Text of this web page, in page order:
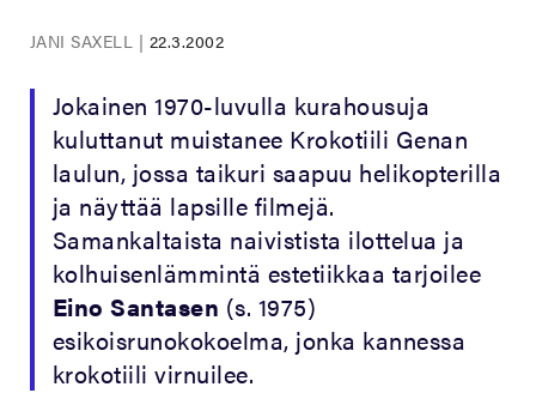
JANI SAXELL | 22.3.2002
Jokainen 1970-luvulla kurahousuja
kuluttanut muistanee Krokotiili Genan
laulun, jossa taikuri saapuu helikopterilla
ja näyttää lapsille filmejä.
Samankaltaista naivistista ilottelua ja
kolhuisenlämmintä estetiikkaa tarjoilee
Eino Santasen (s. 1975)
esikoisrunokokoelma, jonka kannessa
krokotiili virnuilee.